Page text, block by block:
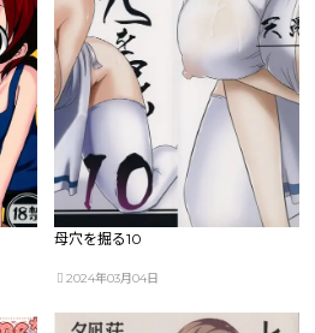
母穴を掘る10
2024年03月04日